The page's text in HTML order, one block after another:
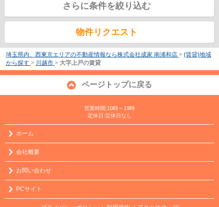
さらに条件を絞り込む
物件リクエスト
埼玉県内、西東京エリアの不動産情報なら株式会社成家 南浦和店 > (賃貸)地域
から探す > 川越市 > 大字上戸の賃貸
ページトップに戻る
営業時間:10時～19時
定休日:定休日なし
ホーム
会社概要
お問い合わせ
PCサイト